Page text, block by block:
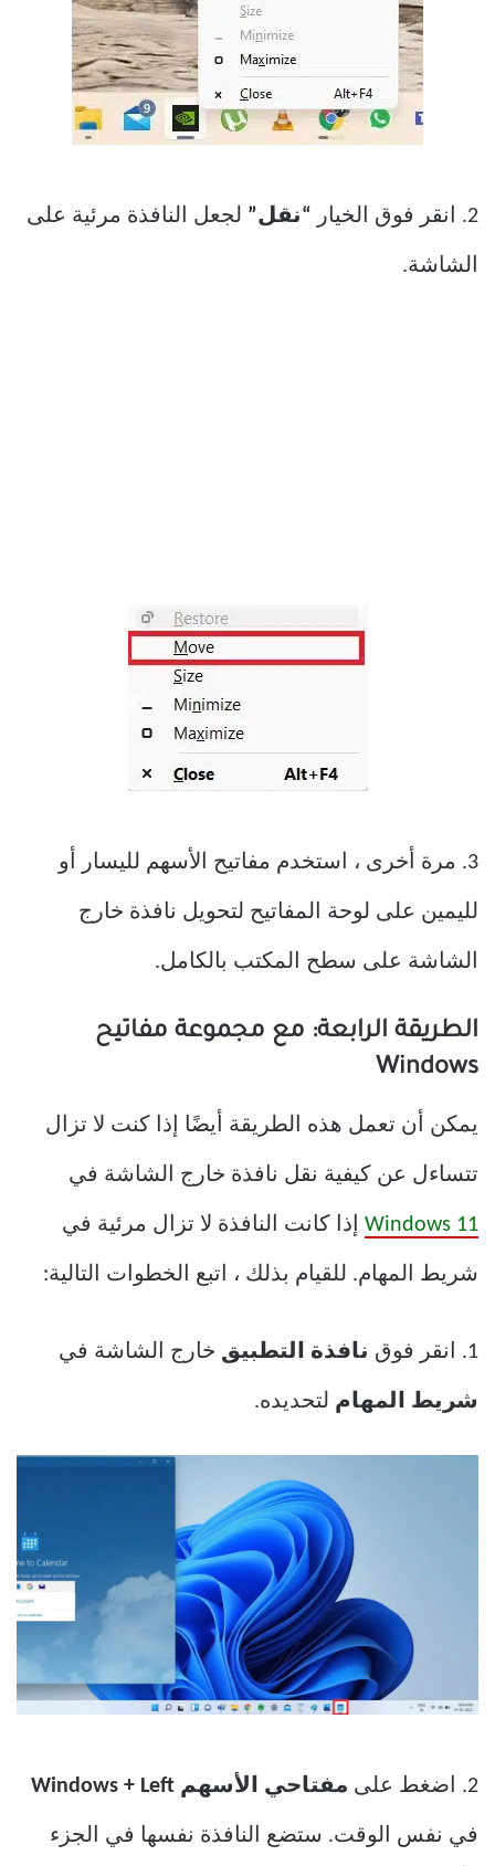
2. انقر فوق الخيار “نقل” لجعل النافذة مرئية على
الشاشة.
3. مرة أخرى ، استخدم مفاتيح الأسهم لليسار أو
لليمين على لوحة المفاتيح لتحويل نافذة خارج
الشاشة على سطح المكتب بالكامل.
الطريقة الرابعة: مع مجموعة مفاتيح
Windows
يمكن أن تعمل هذه الطريقة أيضًا إذا كنت لا تزال
تتساءل عن كيفية نقل نافذة خارج الشاشة في
Windows 11 إذا كانت النافذة لا تزال مرئية في
شريط المهام. للقيام بذلك ، اتبع الخطوات التالية:
1. انقر فوق نافذة التطبيق خارج الشاشة في
شريط المهام لتحديده.
2. اضغط على مفتاحي الأسهم Windows + Left
في نفس الوقت. ستضع النافذة نفسها في الجزء